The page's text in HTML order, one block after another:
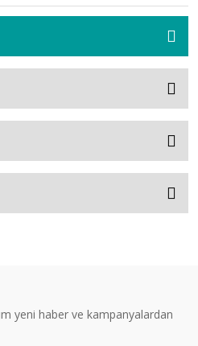
yeni haber ve kampanyalardan